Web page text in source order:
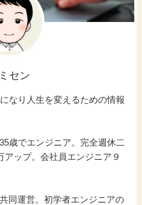
セン
なり人生を変えるための情報
でエンジニア。完全週休二
アップ。会社員エンジニア９
同運営。初学者エンジニアの